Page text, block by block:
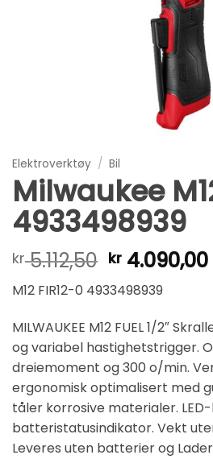
Elektroverktøy / Bil
Milwaukee
4933498939
kr5.112,50 kr 4.090,00
M12 FIR12-0 4933498939
MILWAUKEE M12 FUEL 1/2″
og variabel hastighetstrigger.
dreiemoment og 300 o/min.
ergonomisk optimalisert med
tåler korrosive materialer.
batteristatusindikator. Vekt
Leveres uten batterier og